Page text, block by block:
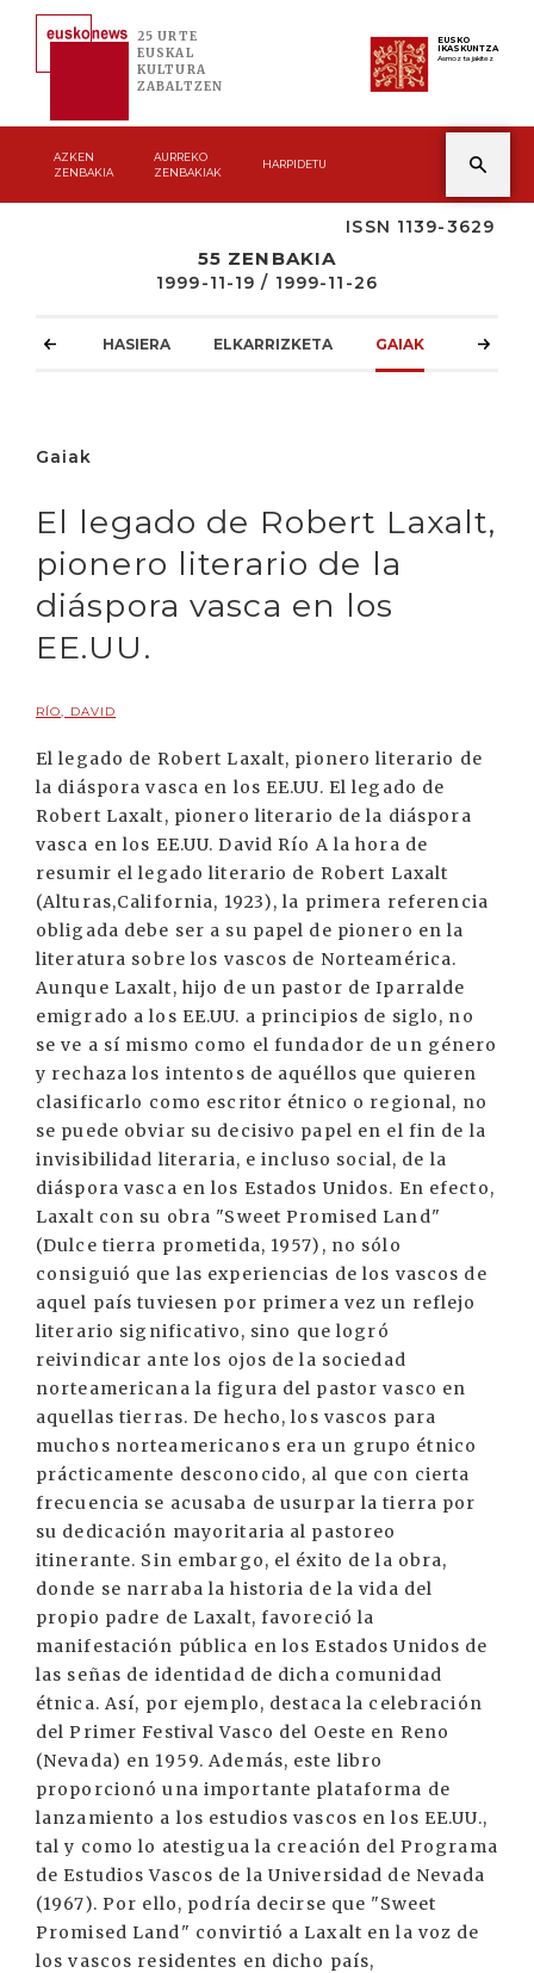
25 URTE
EUSKAL
KULTURA
ZABALTZEN
EUSKO
IKASKUNTZA
Asmoz ta jakitez
AZKEN
ZENBAKIA
AURREKO
ZENBAKIAK
HARPIDETU
ISSN 1139-3629
55 ZENBAKIA
1999-11-19 / 1999-11-26
HASIERA ELKARRIZKETA GAIAK
Gaiak
El legado de Robert Laxalt,
pionero literario de la
diáspora vasca en los
EE.UU.
RÍO, DAVID
El legado de Robert Laxalt, pionero literario de
la diáspora vasca en los EE.UU. El legado de
Robert Laxalt, pionero literario de la diáspora
vasca en los EE.UU. David Río A la hora de
resumir el legado literario de Robert Laxalt
(Alturas,California, 1923), la primera referencia
obligada debe ser a su papel de pionero en la
literatura sobre los vascos de Norteamérica.
Aunque Laxalt, hijo de un pastor de Iparralde
emigrado a los EE.UU. a principios de siglo, no
se ve a sí mismo como el fundador de un género
y rechaza los intentos de aquéllos que quieren
clasificarlo como escritor étnico o regional, no
se puede obviar su decisivo papel en el fin de la
invisibilidad literaria, e incluso social, de la
diáspora vasca en los Estados Unidos. En efecto,
Laxalt con su obra "Sweet Promised Land"
(Dulce tierra prometida, 1957), no sólo
consiguió que las experiencias de los vascos de
aquel país tuviesen por primera vez un reflejo
literario significativo, sino que logró
reivindicar ante los ojos de la sociedad
norteamericana la figura del pastor vasco en
aquellas tierras. De hecho, los vascos para
muchos norteamericanos era un grupo étnico
prácticamente desconocido, al que con cierta
frecuencia se acusaba de usurpar la tierra por
su dedicación mayoritaria al pastoreo
itinerante. Sin embargo, el éxito de la obra,
donde se narraba la historia de la vida del
propio padre de Laxalt, favoreció la
manifestación pública en los Estados Unidos de
las señas de identidad de dicha comunidad
étnica. Así, por ejemplo, destaca la celebración
del Primer Festival Vasco del Oeste en Reno
(Nevada) en 1959. Además, este libro
proporcionó una importante plataforma de
lanzamiento a los estudios vascos en los EE.UU.,
tal y como lo atestigua la creación del Programa
de Estudios Vascos de la Universidad de Nevada
(1967). Por ello, podría decirse que "Sweet
Promised Land" convirtió a Laxalt en la voz de
los vascos residentes en dicho país,